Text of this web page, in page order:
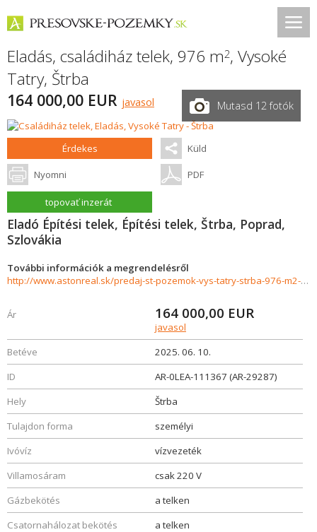
Eladás, családiház telek, 976 m2, Vysoké
Tatry, Štrba
164 000,00 EUR javasol Mutasd 12 fotók
Érdekes Küld
Nyomni PDF
topovať inzerát
Eladó Építési telek, Építési telek, Štrba, Poprad,
Szlovákia
További információk a megrendelésről
http://www.astonreal.sk/predaj-st-pozemok-vys-tatry-strba-976-m2-912183
Ár 164 000,00 EUR
javasol
Betéve
2025. 06. 10.
ID
AR-0LEA-111367 (AR-29287)
Hely
Štrba
Tulajdon forma
személyi
Ivóvíz
vízvezeték
Villamosáram
csak 220 V
Gázbekötés
a telken
Csatornahálozat bekötés
a telken